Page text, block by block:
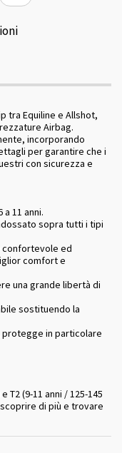
tra Equiline e Allshot,
Airbag.
incorporando
per garantire che i
con sicurezza e
11 anni.
sopra tutti i tipi
confortevole ed
comfort e
una grande libertà di
sostituendo la
in particolare
T2 (9-11 anni / 125-145
di più e trovare